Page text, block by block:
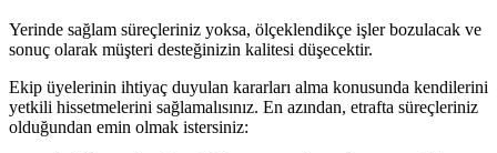
Yerinde sağlam süreçleriniz yoksa, ölçeklendikçe işler bozulacak ve
sonuç olarak müşteri desteğinizin kalitesi düşecektir.
Ekip üyelerinin ihtiyaç duyulan kararları alma konusunda kendilerini
yetkili hissetmelerini sağlamalısınız. En azından, etrafta süreçleriniz
olduğundan emin olmak istersiniz: